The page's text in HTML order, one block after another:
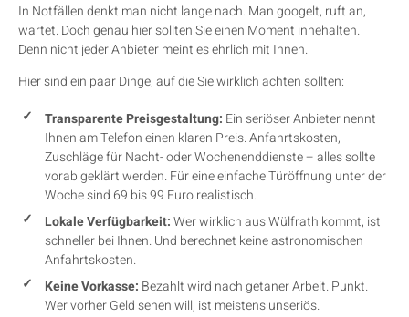
In Notfällen denkt man nicht lange nach. Man googelt, ruft an,
wartet. Doch genau hier sollten Sie einen Moment innehalten.
Denn nicht jeder Anbieter meint es ehrlich mit Ihnen.
Hier sind ein paar Dinge, auf die Sie wirklich achten sollten:
Transparente Preisgestaltung: Ein seriöser Anbieter nennt
Ihnen am Telefon einen klaren Preis. Anfahrtskosten,
Zuschläge für Nacht- oder Wochenenddienste – alles sollte
vorab geklärt werden. Für eine einfache Türöffnung unter der
Woche sind 69 bis 99 Euro realistisch.
Lokale Verfügbarkeit:Wer wirklich aus Wülfrath kommt, ist
schneller bei Ihnen. Und berechnet keine astronomischen
Anfahrtskosten.
Keine Vorkasse: Bezahlt wird nach getaner Arbeit. Punkt.
Wer vorher Geld sehen will, ist meistens unseriös.